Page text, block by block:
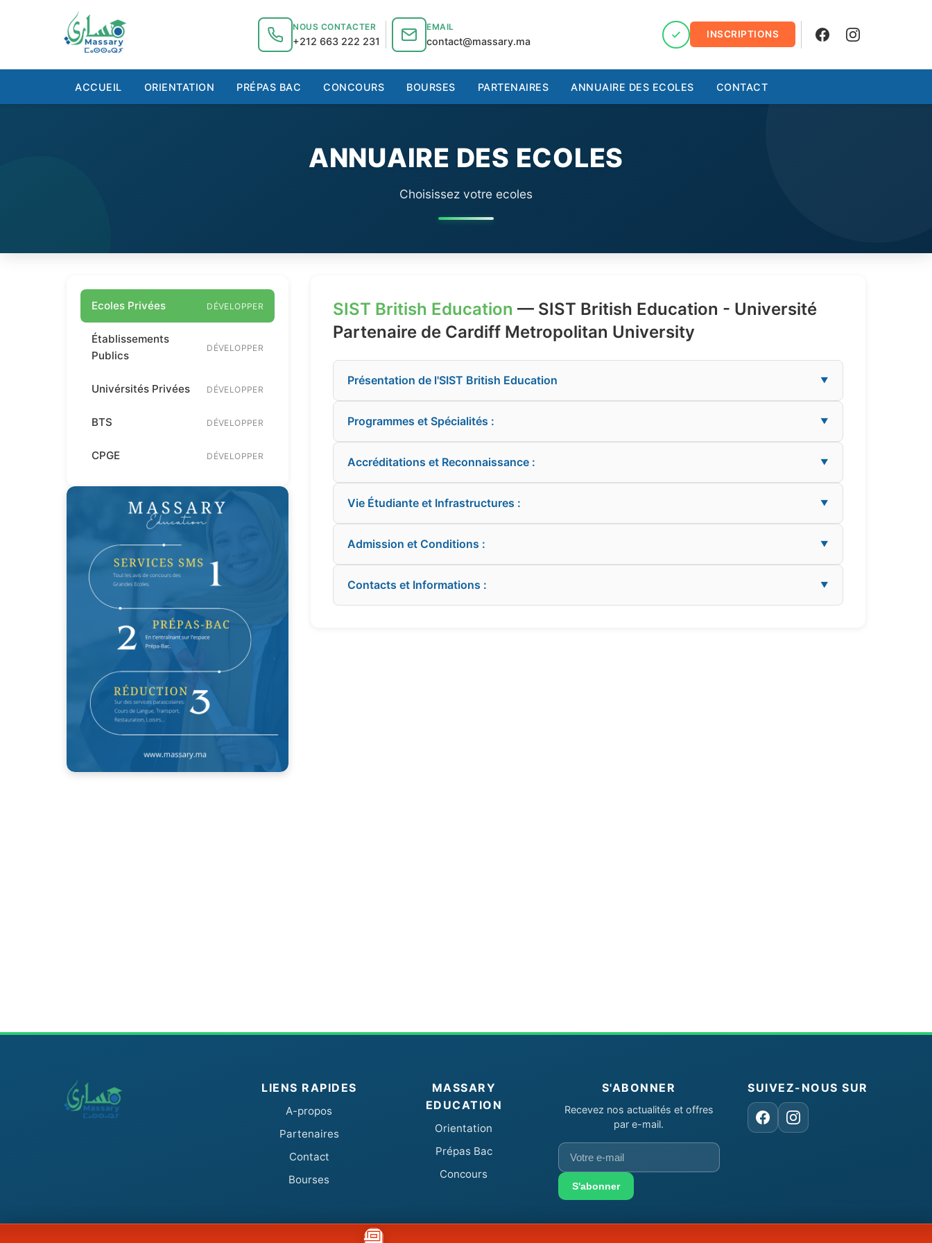
NOUS CONTACTER
+212 663 222 231
EMAIL
contact@massary.ma
INSCRIPTIONS
FacebookInstagram
ACCUEIL ORIENTATION PRÉPAS BAC CONCOURS BOURSES PARTENAIRES ANNUAIRE DES ECOLES CONTACT
ANNUAIRE DES ECOLES
Choisissez votre ecoles
Ecoles Privées DÉVELOPPER
Établissements
Publics
DÉVELOPPER
Univérsités Privées DÉVELOPPER
BTS DÉVELOPPER
CPGE DÉVELOPPER
SIST British Education — SIST British Education - Université
Partenaire de Cardiff Metropolitan University
Présentation de l'SIST British Education ▼
Programmes et Spécialités : ▼
Accréditations et Reconnaissance : ▼
Vie Étudiante et Infrastructures : ▼
Admission et Conditions : ▼
Contacts et Informations : ▼
LIENS RAPIDES
A-propos
Partenaires
Contact
Bourses
MASSARY
EDUCATION
Orientation
Prépas Bac
Concours
S'ABONNER
Recevez nos actualités et offres
par e-mail.
Votre
e-
mailS'abonner
SUIVEZ-NOUS SUR
FacebookInstagram